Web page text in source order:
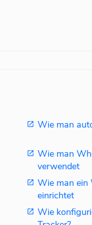
Wie man
Wie man
verwendet
Wie man ein
einrichtet
Wie